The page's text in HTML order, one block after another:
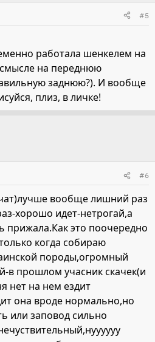
#5
работала шенкелем на
на переднюю
заднюю?). И вообще
плиз, в личке!
#6
вообще лишний раз
хорошо идет-нетрогай,а
прижала.Как это поочередно
когда собираю
породы,огромный
в прошлом учасник скачек(и
нет на нем ездит
она вроде нормально,но
или заповод сильно